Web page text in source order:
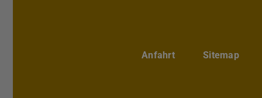
Anfahrt Sitemap